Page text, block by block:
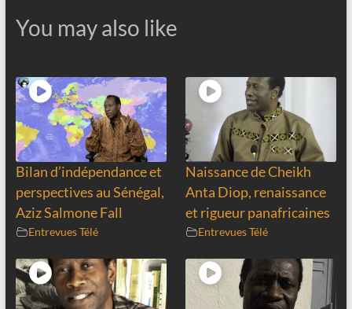
You may also like
Bilan d’indépendance et
perspectives au Sénégal,
Aziz Salmone Fall
Entrevues Télé
Naissance de Cheikh
Anta Diop, renaissance
et rigueur panafricaines
Entrevues Télé